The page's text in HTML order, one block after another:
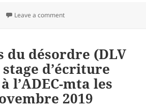
Leave a commenton Les forces du désordre
du désordre (DLV
stage d’écriture
l’ADEC-mta les
2019